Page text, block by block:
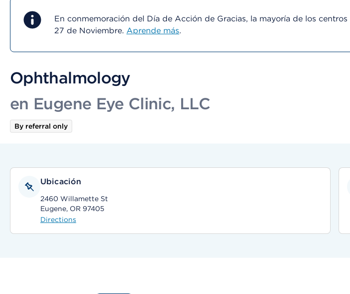
En conmemoración del Día de Acción de Gracias, la mayoría de los
27 de Noviembre. Aprende más.
Ophthalmology
en Eugene Eye Clinic, LLC
By referral only
Ubicación
2460 Willamette St
Eugene, OR 97405
Directions